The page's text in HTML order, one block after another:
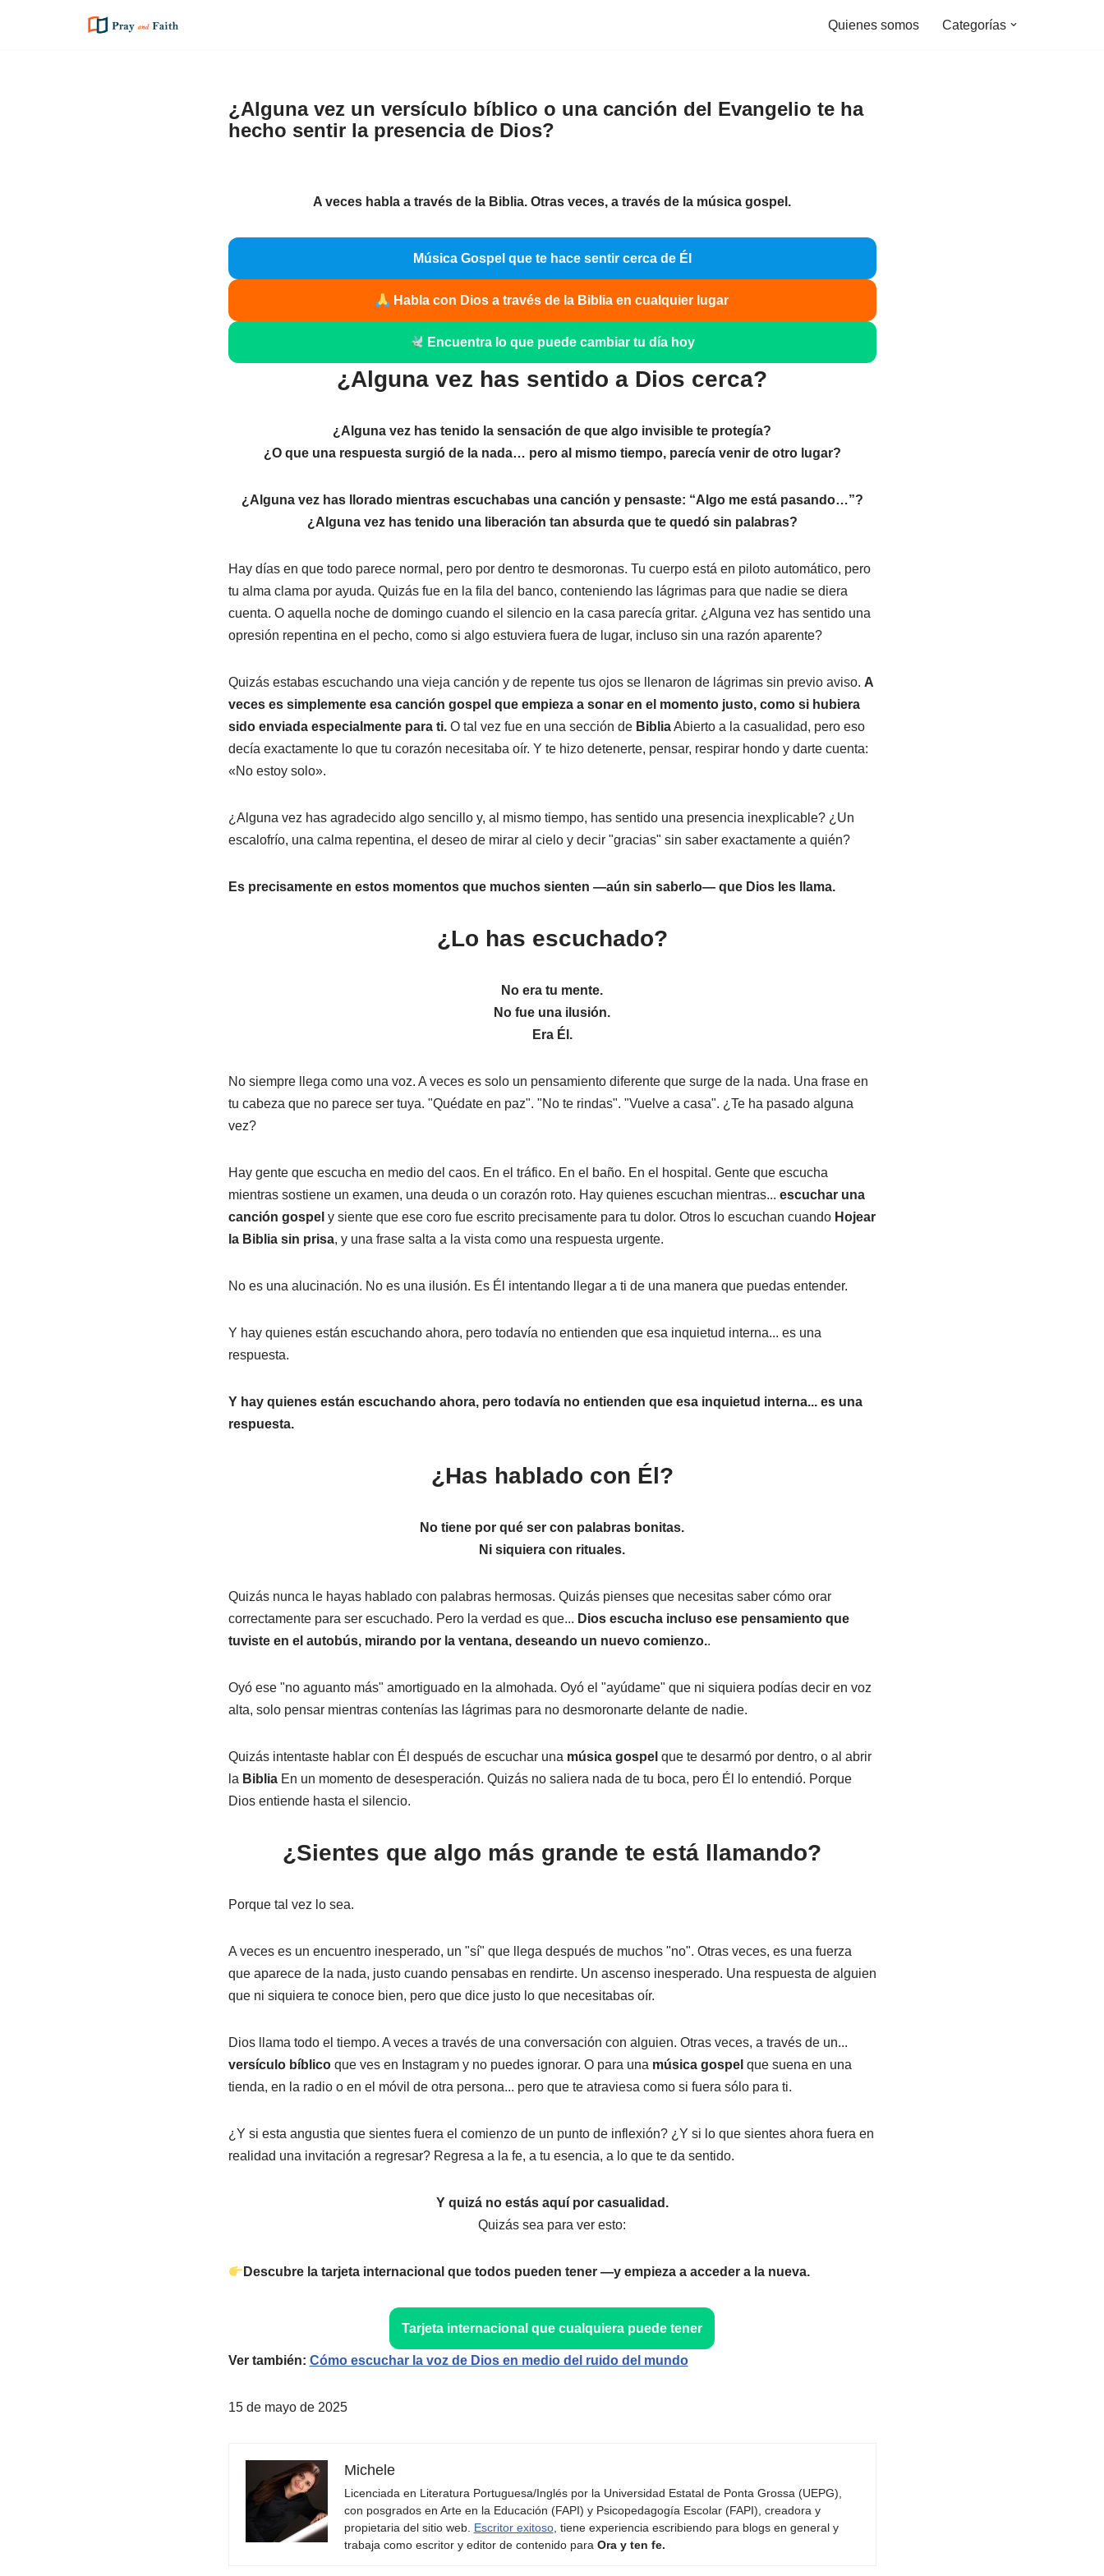
Quienes somos Categorías
¿Alguna vez un versículo bíblico o una canción del Evangelio te ha
hecho sentir la presencia de Dios?
A veces habla a través de la Biblia. Otras veces, a través de la música gospel.
Música Gospel que te hace sentir cerca de Él
Habla con Dios a través de la Biblia en cualquier lugar
Encuentra lo que puede cambiar tu día hoy
¿Alguna vez has sentido a Dios cerca?
¿Alguna vez has tenido la sensación de que algo invisible te protegía?
¿O que una respuesta surgió de la nada… pero al mismo tiempo, parecía venir de otro lugar?
¿Alguna vez has llorado mientras escuchabas una canción y pensaste: “Algo me está pasando…”?
¿Alguna vez has tenido una liberación tan absurda que te quedó sin palabras?
Hay días en que todo parece normal, pero por dentro te desmoronas. Tu cuerpo está en piloto automático, pero
tu alma clama por ayuda. Quizás fue en la fila del banco, conteniendo las lágrimas para que nadie se diera
cuenta. O aquella noche de domingo cuando el silencio en la casa parecía gritar. ¿Alguna vez has sentido una
opresión repentina en el pecho, como si algo estuviera fuera de lugar, incluso sin una razón aparente?
Quizás estabas escuchando una vieja canción y de repente tus ojos se llenaron de lágrimas sin previo aviso. A
veces es simplemente esa canción gospel que empieza a sonar en el momento justo, como si hubiera
sido enviada especialmente para ti. O tal vez fue en una sección de BibliaAbierto a la casualidad, pero eso
decía exactamente lo que tu corazón necesitaba oír. Y te hizo detenerte, pensar, respirar hondo y darte cuenta:
«No estoy solo».
¿Alguna vez has agradecido algo sencillo y, al mismo tiempo, has sentido una presencia inexplicable? ¿Un
escalofrío, una calma repentina, el deseo de mirar al cielo y decir "gracias" sin saber exactamente a quién?
Es precisamente en estos momentos que muchos sienten —aún sin saberlo— que Dios les llama.
¿Lo has escuchado?
No era tu mente.
No fue una ilusión.
Era Él.
No siempre llega como una voz. A veces es solo un pensamiento diferente que surge de la nada. Una frase en
tu cabeza que no parece ser tuya. "Quédate en paz". "No te rindas". "Vuelve a casa". ¿Te ha pasado alguna
vez?
Hay gente que escucha en medio del caos. En el tráfico. En el baño. En el hospital. Gente que escucha
mientras sostiene un examen, una deuda o un corazón roto. Hay quienes escuchan mientras... escuchar una
canción gospel y siente que ese coro fue escrito precisamente para tu dolor. Otros lo escuchan cuando Hojear
la Biblia sin prisa, y una frase salta a la vista como una respuesta urgente.
No es una alucinación. No es una ilusión. Es Él intentando llegar a ti de una manera que puedas entender.
Y hay quienes están escuchando ahora, pero todavía no entienden que esa inquietud interna... es una
respuesta.
Y hay quienes están escuchando ahora, pero todavía no entienden que esa inquietud interna... es una
respuesta.
¿Has hablado con Él?
No tiene por qué ser con palabras bonitas.
Ni siquiera con rituales.
Quizás nunca le hayas hablado con palabras hermosas. Quizás pienses que necesitas saber cómo orar
correctamente para ser escuchado. Pero la verdad es que... Dios escucha incluso ese pensamiento que
tuviste en el autobús, mirando por la ventana, deseando un nuevo comienzo..
Oyó ese "no aguanto más" amortiguado en la almohada. Oyó el "ayúdame" que ni siquiera podías decir en voz
alta, solo pensar mientras contenías las lágrimas para no desmoronarte delante de nadie.
Quizás intentaste hablar con Él después de escuchar una música gospel que te desarmó por dentro, o al abrir
la BibliaEn un momento de desesperación. Quizás no saliera nada de tu boca, pero Él lo entendió. Porque
Dios entiende hasta el silencio.
¿Sientes que algo más grande te está llamando?
Porque tal vez lo sea.
A veces es un encuentro inesperado, un "sí" que llega después de muchos "no". Otras veces, es una fuerza
que aparece de la nada, justo cuando pensabas en rendirte. Un ascenso inesperado. Una respuesta de alguien
que ni siquiera te conoce bien, pero que dice justo lo que necesitabas oír.
Dios llama todo el tiempo. A veces a través de una conversación con alguien. Otras veces, a través de un...
versículo bíblicoque ves en Instagram y no puedes ignorar. O para una música gospel que suena en una
tienda, en la radio o en el móvil de otra persona... pero que te atraviesa como si fuera sólo para ti.
¿Y si esta angustia que sientes fuera el comienzo de un punto de inflexión? ¿Y si lo que sientes ahora fuera en
realidad una invitación a regresar? Regresa a la fe, a tu esencia, a lo que te da sentido.
Y quizá no estás aquí por casualidad.
Quizás sea para ver esto:
Descubre la tarjeta internacional que todos pueden tener —y empieza a acceder a la nueva.
Tarjeta internacional que cualquiera puede tener
Ver también: Cómo escuchar la voz de Dios en medio del ruido del mundo
15 de mayo de 2025
Michele
Licenciada en Literatura Portuguesa/Inglés por la Universidad Estatal de Ponta Grossa (UEPG),
con posgrados en Arte en la Educación (FAPI) y Psicopedagogía Escolar (FAPI), creadora y
propietaria del sitio web. Escritor exitoso, tiene experiencia escribiendo para blogs en general y
trabaja como escritor y editor de contenido para Ora y ten fe.